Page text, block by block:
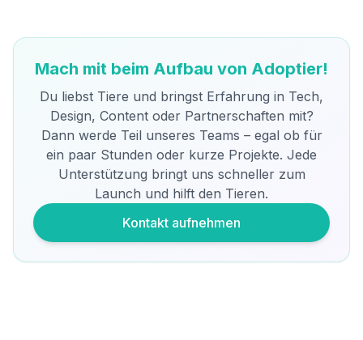
Mach mit beim Aufbau von Adoptier!
Du liebst Tiere und bringst Erfahrung in Tech,
Design, Content oder Partnerschaften mit?
Dann werde Teil unseres Teams – egal ob für
ein paar Stunden oder kurze Projekte. Jede
Unterstützung bringt uns schneller zum
Launch und hilft den Tieren.
Kontakt aufnehmen